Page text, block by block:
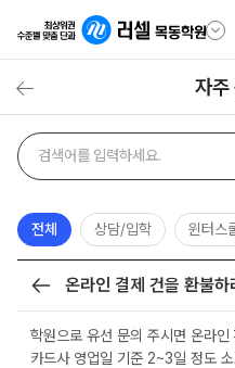
자주
자주
묻는
검색
검색어
전체 상담/입학 윈터스
목록 온라인 결제 건을 환불
학원으로 유선 문의 주시면 온라인
카드사 영업일 기준 2~3일 정도